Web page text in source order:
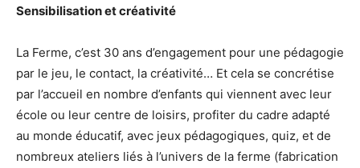
Sensibilisation et créativité
La Ferme, c’est 30 ans d’engagement pour une pédagogie
par le jeu, le contact, la créativité… Et cela se concrétise
par l’accueil en nombre d’enfants qui viennent avec leur
école ou leur centre de loisirs, profiter du cadre adapté
au monde éducatif, avec jeux pédagogiques, quiz, et de
nombreux ateliers liés à l’univers de la ferme (fabrication